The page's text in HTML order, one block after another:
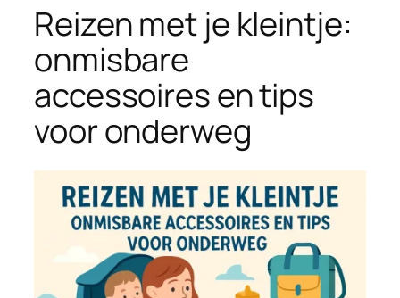
Reizen met je kleintje:
onmisbare
accessoires en tips
voor onderweg